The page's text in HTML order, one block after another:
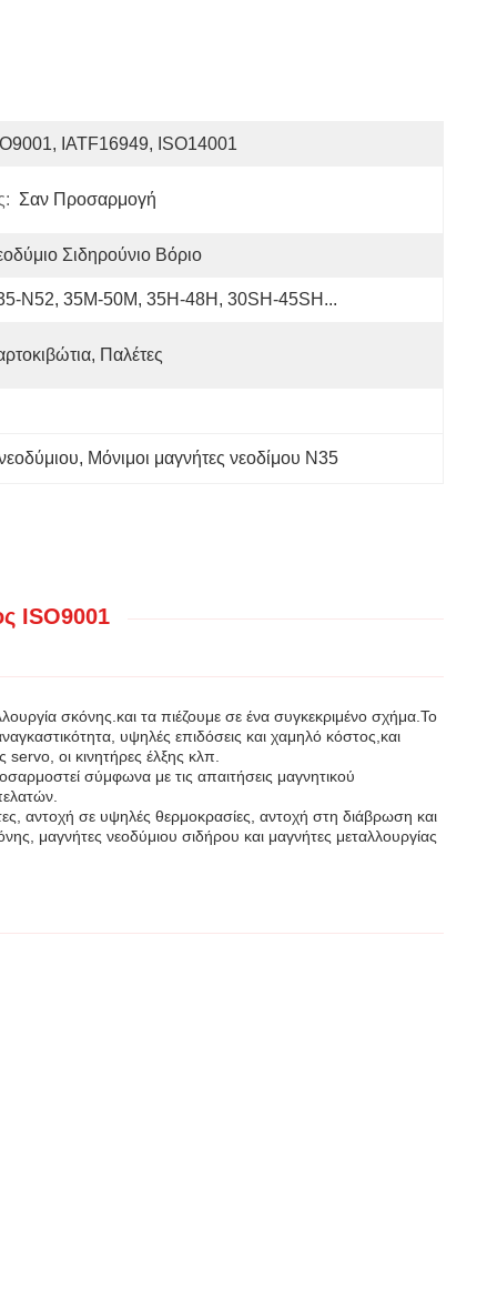
IATF16949, ISO14001
Σαν Προσαρμογή
Σιδηρούνιο Βόριο
N52, 35M-50M, 35H-48H, 30SH-45SH...
Παλέτες
, Μόνιμοι μαγνήτες νεοδίμου N35
ISO9001
σκόνης.και τα πιέζουμε σε ένα συγκεκριμένο σχήμα.Το
υψηλές επιδόσεις και χαμηλό κόστος,και
οι κινητήρες έλξης κλπ.
σύμφωνα με τις απαιτήσεις μαγνητικού
αντοχή σε υψηλές θερμοκρασίες, αντοχή στη διάβρωση και
μαγνήτες νεοδύμιου σιδήρου και μαγνήτες μεταλλουργίας